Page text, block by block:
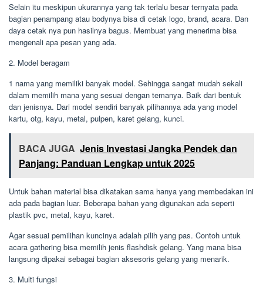
Selain itu meskipun ukurannya yang tak terlalu besar ternyata pada
bagian penampang atau bodynya bisa di cetak logo, brand, acara. Dan
daya cetak nya pun hasilnya bagus. Membuat yang menerima bisa
mengenali apa pesan yang ada.
2. Model beragam
1 nama yang memiliki banyak model. Sehingga sangat mudah sekali
dalam memilih mana yang sesuai dengan temanya. Baik dari bentuk
dan jenisnya. Dari model sendiri banyak pilihannya ada yang model
kartu, otg, kayu, metal, pulpen, karet gelang, kunci.
BACA JUGA Jenis Investasi Jangka Pendek dan
Panjang: Panduan Lengkap untuk 2025
Untuk bahan material bisa dikatakan sama hanya yang membedakan ini
ada pada bagian luar. Beberapa bahan yang digunakan ada seperti
plastik pvc, metal, kayu, karet.
Agar sesuai pemilihan kuncinya adalah pilih yang pas. Contoh untuk
acara gathering bisa memilih jenis flashdisk gelang. Yang mana bisa
langsung dipakai sebagai bagian aksesoris gelang yang menarik.
3. Multi fungsi